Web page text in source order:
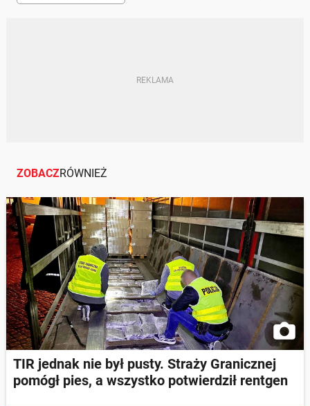
ZOBACZRÓWNIEŻ
TIR jednak nie był pusty. Straży Granicznej
pomógł pies, a wszystko potwierdził rentgen